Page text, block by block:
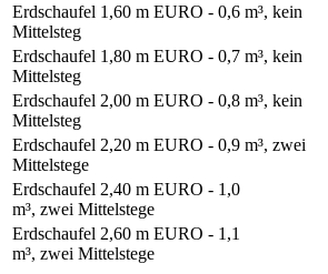
Erdschaufel 1,60 m EURO - 0,6 m³, kein
Mittelsteg
Erdschaufel 1,80 m EURO - 0,7 m³, kein
Mittelsteg
Erdschaufel 2,00 m EURO - 0,8 m³, kein
Mittelsteg
Erdschaufel 2,20 m EURO - 0,9 m³, zwei
Mittelstege
Erdschaufel 2,40 m EURO - 1,0
m³, zwei Mittelstege
Erdschaufel 2,60 m EURO - 1,1
m³, zwei Mittelstege